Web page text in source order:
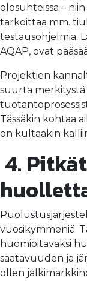
olosuhteissa –
tarkoittaa mm.
testausohjelmia.
AQAP, ovat
Projektien
suurta merkitystä
Tässäkin kohtaa
on kultaakin
4.
vuosikymmeniä.
huomioitavaksi
saatavuuden ja
ollen